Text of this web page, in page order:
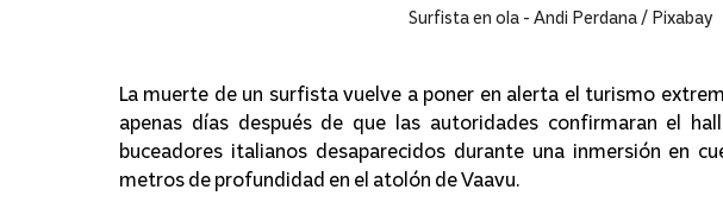
Surfista en ola - Andi Perdana / Pixabay
La muerte de un surfista vuelve a poner en alerta el turismo
apenas días después de que las autoridades confirmaran el
buceadores italianos desaparecidos durante una inmersión en
metros de profundidad en el atolón de Vaavu.